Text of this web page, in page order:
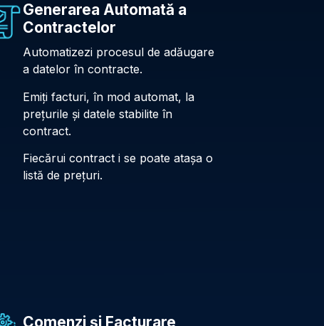
Generarea Automată a
Contractelor
Automatizezi procesul de adăugare
a datelor în contracte.
Emiți facturi, în mod automat, la
prețurile și datele stabilite în
contract.
Fiecărui contract i se poate atașa o
listă de prețuri.
Comenzi și Facturare